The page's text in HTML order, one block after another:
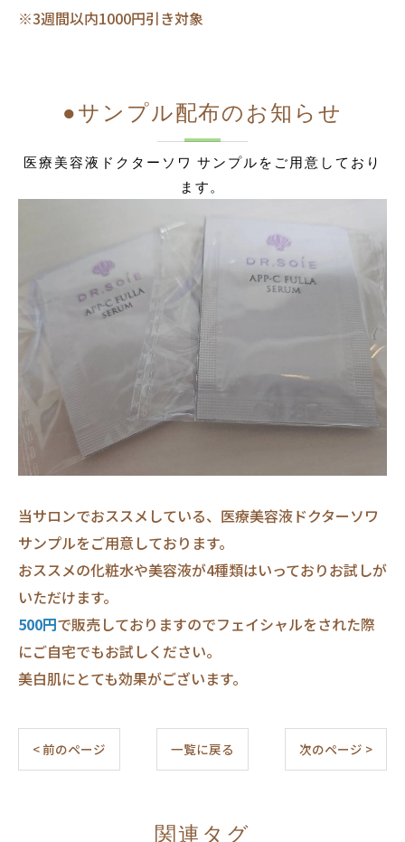
※3週間以内1000円引き対象
●サンプル配布のお知らせ
医療美容液ドクターソワ サンプルをご用意しており
ます。
当サロンでおススメしている、医療美容液ドクターソワ
サンプルをご用意しております。
おススメの化粧水や美容液が4種類はいっておりお試しが
いただけます。
500円で販売しておりますのでフェイシャルをされた際
にご自宅でもお試しください。
美白肌にとても効果がございます。
< 前のページ 一覧に戻る 次のページ >
関連タグ